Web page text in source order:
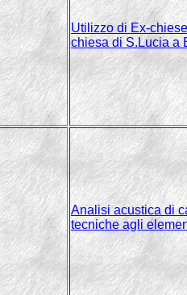
Utilizzo di Ex-
chiesa di S.Lucia a
Analisi acustica di
tecniche agli